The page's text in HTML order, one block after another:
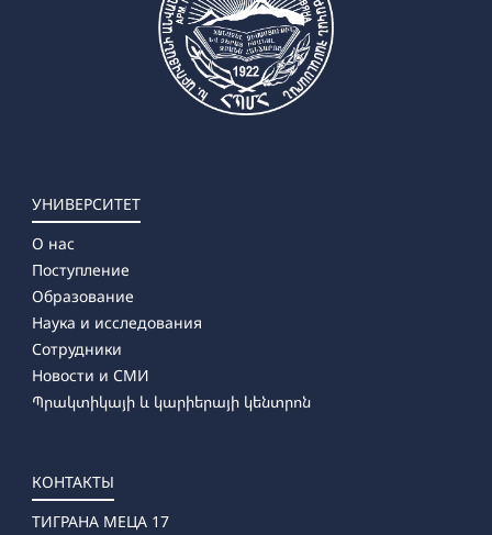
УНИВЕРСИТЕТ
О нас
Поступление
Образование
Наука и исследования
Сотрудники
Новости и СМИ
Պրակտիկայի և կարիերայի կենտրոն
КОНТАКТЫ
ТИГРАНА МЕЦА 17